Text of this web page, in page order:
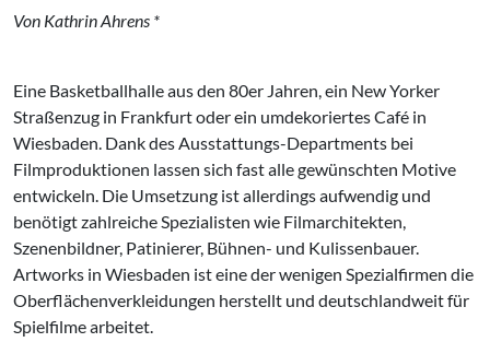
Von Kathrin Ahrens *
Eine Basketballhalle aus den 80er Jahren, ein New Yorker
Straßenzug in Frankfurt oder ein umdekoriertes Café in
Wiesbaden. Dank des Ausstattungs-Departments bei
Filmproduktionen lassen sich fast alle gewünschten Motive
entwickeln. Die Umsetzung ist allerdings aufwendig und
benötigt zahlreiche Spezialisten wie Filmarchitekten,
Szenenbildner, Patinierer, Bühnen- und Kulissenbauer.
Artworks in Wiesbaden ist eine der wenigen Spezialfirmen die
Oberflächenverkleidungen herstellt und deutschlandweit für
Spielfilme arbeitet.